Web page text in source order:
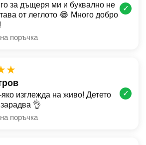
за дъщеря ми и буквално не
от леглото 😂 Много добро
поръчка
✓
изглежда на живо! Детето
👌
поръчка
✓